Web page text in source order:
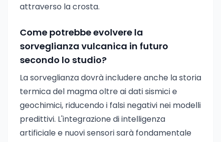
attraverso la crosta.
Come potrebbe evolvere la
sorveglianza vulcanica in futuro
secondo lo studio?
La sorveglianza dovrà includere anche la storia
termica del magma oltre ai dati sismici e
geochimici, riducendo i falsi negativi nei modelli
predittivi. L'integrazione di intelligenza
artificiale e nuovi sensori sarà fondamentale